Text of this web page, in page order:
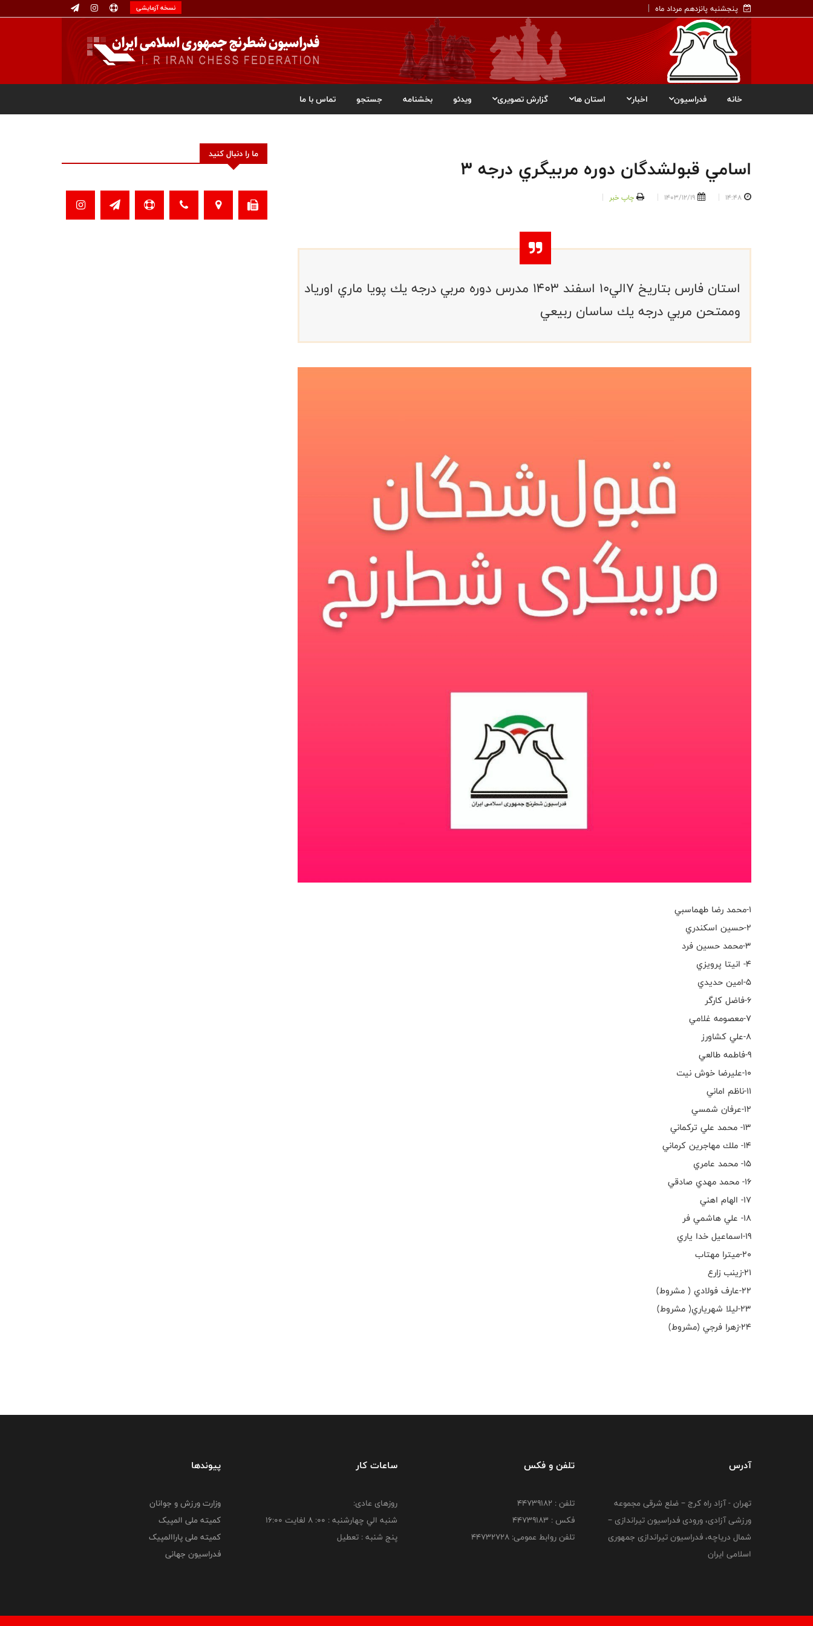
پنجشنبه پانزدهم مرداد ماه نسخه آزمایشی
خانه فدراسیون اخبار استان ها گزارش تصویری ویدئو بخشنامه جستجو تماس با ما
اسامي قبولشدگان دوره مربيگري درجه ٣
14:48
1403/12/19 چاپ خبر
استان فارس بتاريخ ٧الي١٠ اسفند ١٤٠٣ مدرس دوره مربي درجه يك پويا ماري اورياد
وممتحن مربي درجه يك ساسان ربيعي
١-محمد رضا طهماسبي
٢-حسين اسكندري
٣-محمد حسين فرد
٤- انيتا پرويزي
٥-امين حديدي
٦-فاضل كارگر
٧-معصومه غلامي
٨-علي كشاورز
٩-فاطمه طالعي
١٠-عليرضا خوش نيت
١١-ناظم اماني
١٢-عرفان شمسي
١٣- محمد علي تركماني
١٤- ملك مهاجرين كرماني
١٥- محمد عامري
١٦- محمد مهدي صادقي
١٧- الهام اهني
١٨- علي هاشمي فر
١٩-اسماعيل خدا ياري
٢٠-ميترا مهتاب
٢١-زينب زارع
٢٢-عارف فولادي ( مشروط)
٢٣-ليلا شهرياري( مشروط)
٢٤-زهرا فرجي (مشروط)
ما را دنبال کنید
آدرس
تهران - آزاد راه کرج – ضلع شرقی مجموعه
ورزشی آزادی، ورودی فدراسیون تیراندازی –
شمال دریاچه، فدراسیون تیراندازی جمهوری
اسلامی ایران
تلفن و فکس
تلفن : ۴۴۷۳۹۱۸۲
فکس : ۴۴۷۳۹۱۸3
تلفن روابط عمومی: ۴۴۷۳۲۷۲۸
ساعات کار
روزهای عادی:
شنبه الي چهارشنبه : 00: 8 لغايت 16:00
پنج شنبه : تعطیل
پیوندها
وزارت ورزش و جوانان
کمیته ملی المپیک
کمیته ملی پاراالمپیک
فدراسیون جهانی